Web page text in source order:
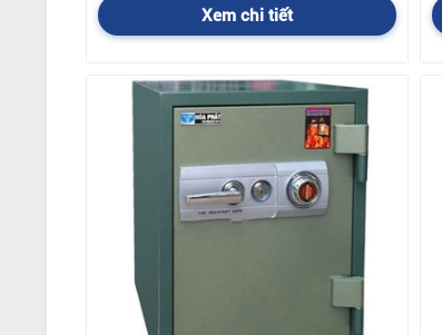
Xem chi tiết